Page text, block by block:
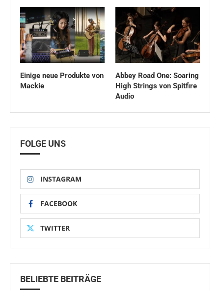
Einige neue Produkte von
Mackie
Abbey Road One: Soaring
High Strings von Spitfire
Audio
FOLGE UNS
INSTAGRAM
FACEBOOK
TWITTER
BELIEBTE BEITRÄGE